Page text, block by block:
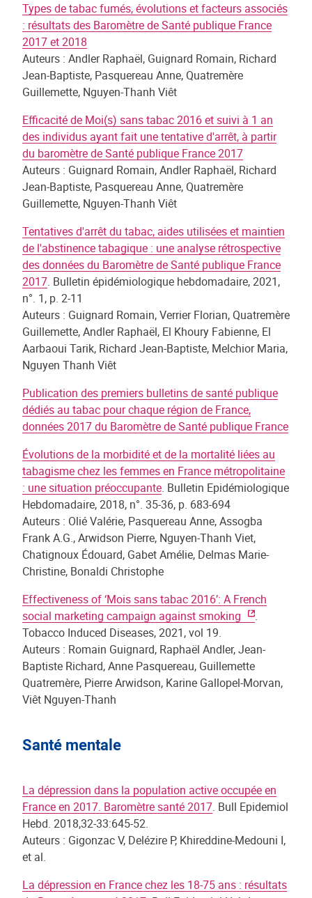
Types de tabac fumés, évolutions et facteurs associés
: résultats des Baromètre de Santé publique France
2017 et 2018
Auteurs : Andler Raphaël, Guignard Romain, Richard
Jean-Baptiste, Pasquereau Anne, Quatremère
Guillemette, Nguyen-Thanh Viêt
Efficacité de Moi(s) sans tabac 2016 et suivi à 1 an
des individus ayant fait une tentative d'arrêt, à partir
du baromètre de Santé publique France 2017
Auteurs : Guignard Romain, Andler Raphaël, Richard
Jean-Baptiste, Pasquereau Anne, Quatremère
Guillemette, Nguyen-Thanh Viêt
Tentatives d'arrêt du tabac, aides utilisées et maintien
de l'abstinence tabagique : une analyse rétrospective
des données du Baromètre de Santé publique France
2017. Bulletin épidémiologique hebdomadaire, 2021,
n°. 1, p. 2-11
Auteurs : Guignard Romain, Verrier Florian, Quatremère
Guillemette, Andler Raphaël, El Khoury Fabienne, El
Aarbaoui Tarik, Richard Jean-Baptiste, Melchior Maria,
Nguyen Thanh Viêt
Publication des premiers bulletins de santé publique
dédiés au tabac pour chaque région de France,
données 2017 du Baromètre de Santé publique France
Évolutions de la morbidité et de la mortalité liées au
tabagisme chez les femmes en France métropolitaine
: une situation préoccupante. Bulletin Epidémiologique
Hebdomadaire, 2018, n°. 35-36, p. 683-694
Auteurs : Olié Valérie, Pasquereau Anne, Assogba
Frank A.G., Arwidson Pierre, Nguyen-Thanh Viet,
Chatignoux Édouard, Gabet Amélie, Delmas Marie-
Christine, Bonaldi Christophe
Effectiveness of ‘Mois sans tabac 2016’: A French
social marketing campaign against smoking
.
Tobacco Induced Diseases, 2021, vol 19.
Auteurs : Romain Guignard, Raphaël Andler, Jean-
Baptiste Richard, Anne Pasquereau, Guillemette
Quatremère, Pierre Arwidson, Karine Gallopel-Morvan,
Viêt Nguyen-Thanh
Santé mentale
La dépression dans la population active occupée en
France en 2017. Baromètre santé 2017. Bull Epidemiol
Hebd. 2018,32-33:645-52.
Auteurs : Gigonzac V, Delézire P, Khireddine-Medouni I,
et al.
La dépression en France chez les 18-75 ans : résultats